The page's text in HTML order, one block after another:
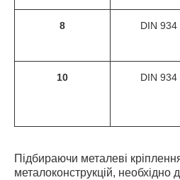
8 DIN 934
10 DIN 934
Підбираючи металеві
металоконструкцій, необхідно